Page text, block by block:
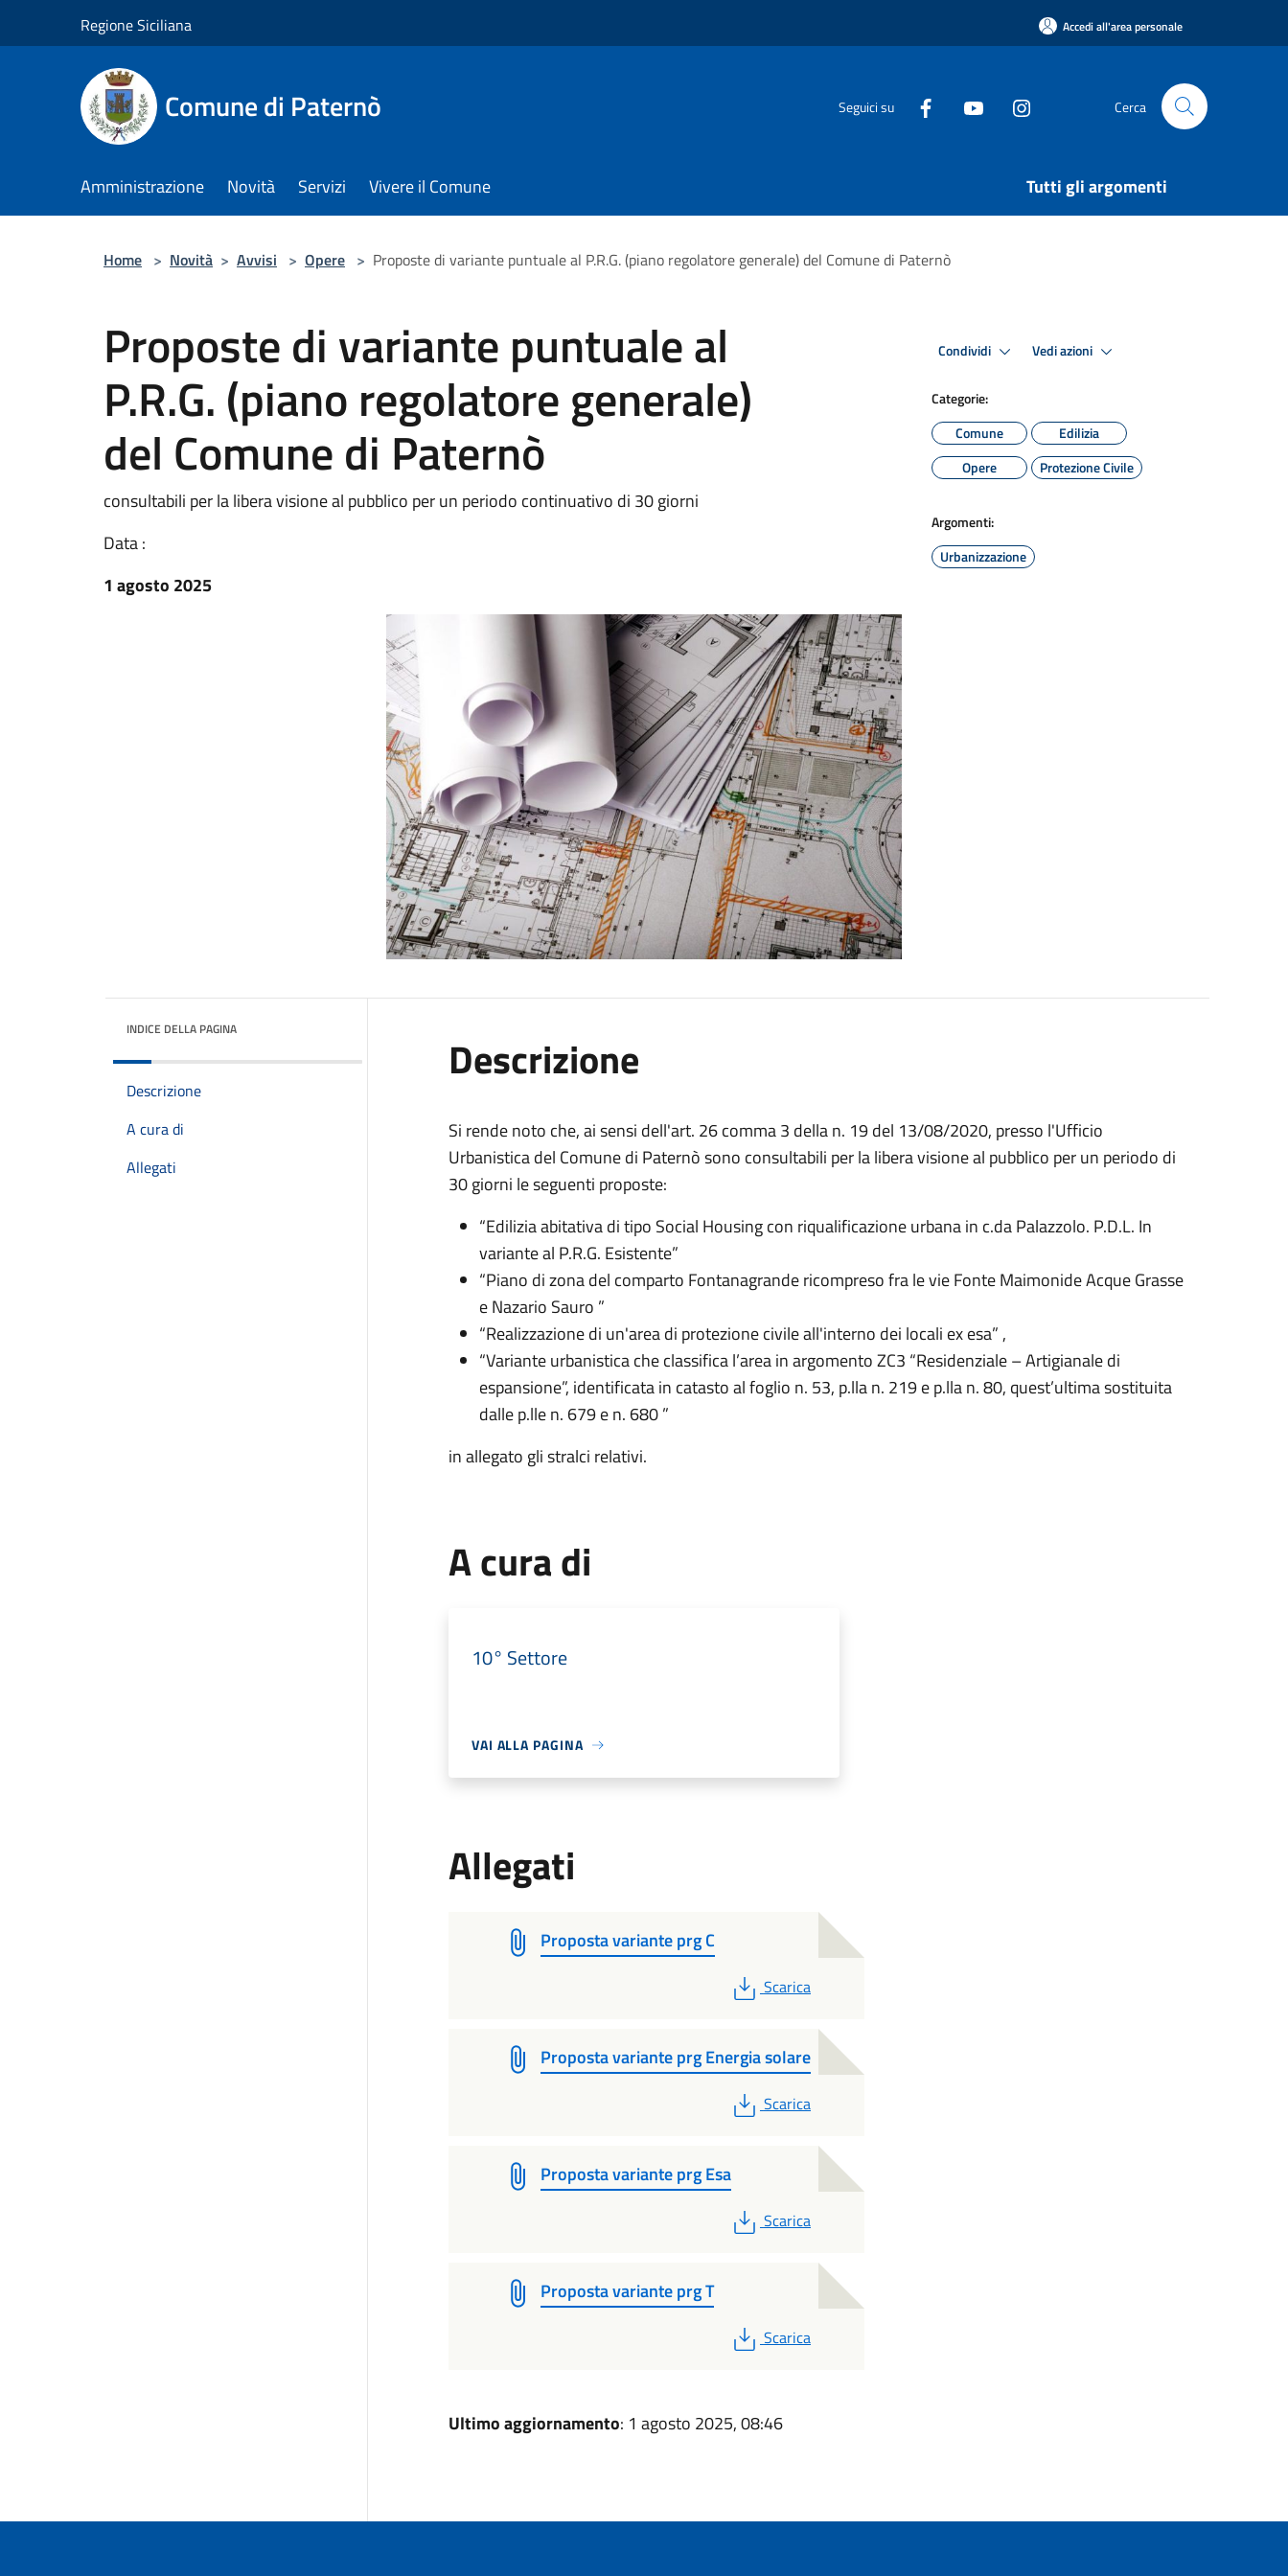
Regione Siciliana Accedi all'area personale
Comune di Paternò Seguici su Cerca
Amministrazione Novità Servizi Vivere il Comune Tutti gli argomenti
Home > Novità > Avvisi > Opere > Proposte di variante puntuale al P.R.G. (piano regolatore generale) del Comune di Paternò
Proposte di variante puntuale al
P.R.G. (piano regolatore generale)
del Comune di Paternò
consultabili per la libera visione al pubblico per un periodo continuativo di 30 giorni
Data :
1 agosto 2025
Condividi Vedi azioni
Categorie:
Comune
Edilizia
Opere
Protezione Civile
Argomenti:
Urbanizzazione
INDICE DELLA PAGINA
Descrizione
A cura di
Allegati
Descrizione
Si rende noto che, ai sensi dell'art. 26 comma 3 della n. 19 del 13/08/2020, presso l'Ufficio
Urbanistica del Comune di Paternò sono consultabili per la libera visione al pubblico per un periodo di
30 giorni le seguenti proposte:
“Edilizia abitativa di tipo Social Housing con riqualificazione urbana in c.da Palazzolo. P.D.L. In
variante al P.R.G. Esistente”
“Piano di zona del comparto Fontanagrande ricompreso fra le vie Fonte Maimonide Acque Grasse
e Nazario Sauro ”
“Realizzazione di un'area di protezione civile all'interno dei locali ex esa” ,
“Variante urbanistica che classifica l’area in argomento ZC3 “Residenziale – Artigianale di
espansione”, identificata in catasto al foglio n. 53, p.lla n. 219 e p.lla n. 80, quest’ultima sostituita
dalle p.lle n. 679 e n. 680 ”
in allegato gli stralci relativi.
A cura di
10° Settore
VAI ALLA PAGINA
Allegati
Proposta variante prg C
PDF
Scarica
Proposta variante prg Energia solare
PDF
Scarica
Proposta variante prg Esa
PDF
Scarica
Proposta variante prg T
PDF
Scarica
Ultimo aggiornamento: 1 agosto 2025, 08:46